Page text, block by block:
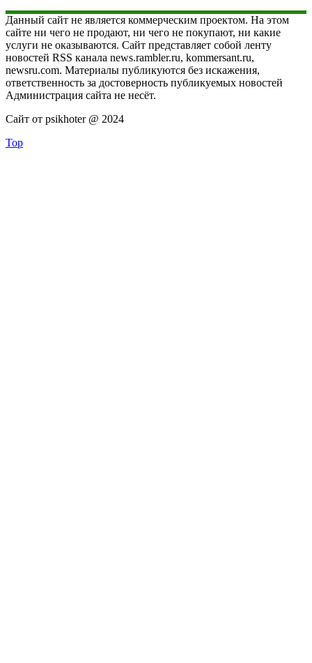
Данный сайт не является коммерческим проектом. На этом
сайте ни чего не продают, ни чего не покупают, ни какие
услуги не оказываются. Сайт представляет собой ленту
новостей RSS канала news.rambler.ru, kommersant.ru,
newsru.com. Материалы публикуются без искажения,
ответственность за достоверность публикуемых новостей
Администрация сайта не несёт.
Сайт от psikhoter @ 2024
Top